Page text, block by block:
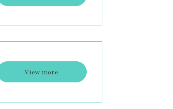
View more